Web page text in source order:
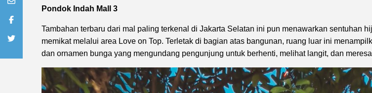
Pondok Indah Mall 3
Tambahan terbaru dari mal paling terkenal di Jakarta Selatan ini pun menawarkan sentuhan
memikat melalui area Love on Top. Terletak di bagian atas bangunan, ruang luar ini
dan ornamen bunga yang mengundang pengunjung untuk berhenti, melihat langit, dan